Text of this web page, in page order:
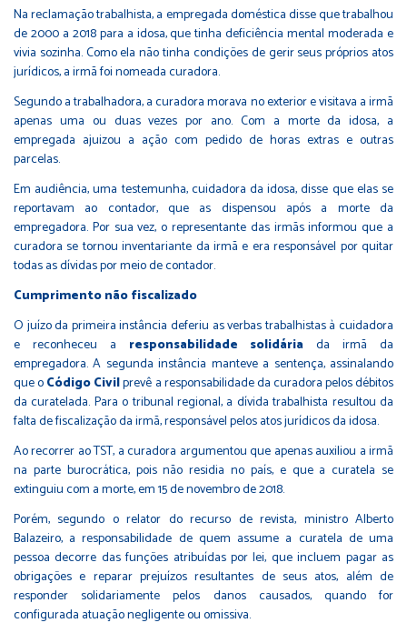
Na reclamação trabalhista, a empregada doméstica disse que trabalhou
de 2000 a 2018 para a idosa, que tinha deficiência mental moderada e
vivia sozinha. Como ela não tinha condições de gerir seus próprios atos
jurídicos, a irmã foi nomeada curadora.
Segundo a trabalhadora, a curadora morava no exterior e visitava a irmã
apenas uma ou duas vezes por ano. Com a morte da idosa, a
empregada ajuizou a ação com pedido de horas extras e outras
parcelas.
Em audiência, uma testemunha, cuidadora da idosa, disse que elas se
reportavam ao contador, que as dispensou após a morte da
empregadora. Por sua vez, o representante das irmãs informou que a
curadora se tornou inventariante da irmã e era responsável por quitar
todas as dívidas por meio de contador.
Cumprimento não fiscalizado
O juízo da primeira instância deferiu as verbas trabalhistas à cuidadora
e reconheceu a responsabilidade solidária da irmã da
empregadora. A segunda instância manteve a sentença, assinalando
que oCódigo Civilprevê a responsabilidade da curadora pelos débitos
da curatelada. Para o tribunal regional, a dívida trabalhista resultou da
falta de fiscalização da irmã, responsável pelos atos jurídicos da idosa.
Ao recorrer ao TST, a curadora argumentou que apenas auxiliou a irmã
na parte burocrática, pois não residia no país, e que a curatela se
extinguiu com a morte, em 15 de novembro de 2018.
Porém, segundo o relator do recurso de revista, ministro Alberto
Balazeiro, a responsabilidade de quem assume a curatela de uma
pessoa decorre das funções atribuídas por lei, que incluem pagar as
obrigações e reparar prejuízos resultantes de seus atos, além de
responder solidariamente pelos danos causados, quando for
configurada atuação negligente ou omissiva.